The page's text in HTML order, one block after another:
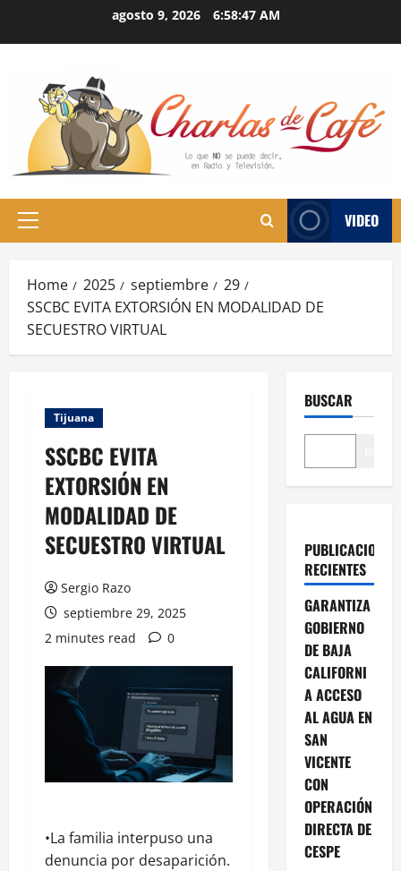
agosto 9, 2026 6:58:48 AM
Primary
VIDEO
Home 2025 septiembre
29
SSCBC EVITA EXTORSIÓN EN MODALIDAD DE
SECUESTRO VIRTUAL
Tijuana
SSCBC EVITA
EXTORSIÓN EN
MODALIDAD DE
SECUESTRO VIRTUAL
Sergio Razo
septiembre 29, 2025
2 minutes read
0
•La familia interpuso una
denuncia por desaparición.
BUSCAR
PUBLICACIONES
RECIENTES
GARANTIZA
GOBIERNO
DE BAJA
CALIFORNI
A ACCESO
AL AGUA EN
SAN
VICENTE
CON
OPERACIÓN
DIRECTA DE
CESPE